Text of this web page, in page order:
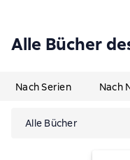
Alle Bücher
Nach Serien Nach
Alle Bücher